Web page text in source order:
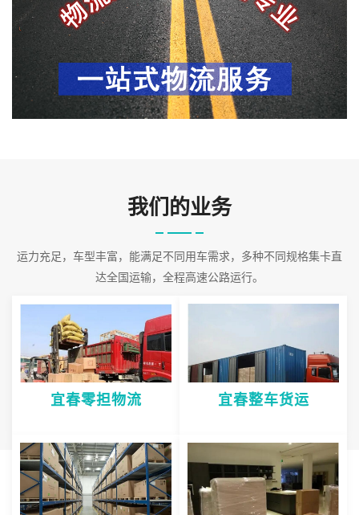
务。公司秉承优质服务的核心价值观，将一如既往地为更多的人和
企业提供到更优质的物流服务。我们一直致力于提供优质和高效的
物流服务，致力于推动物流行业更加完善和规范化方向发展！努力
为企业提供一体化、专业化的物流服务，旨在为企业提供个性化的
物流解决方案。由于不同类型的企业所涉及的经营活动各不相同，
组织结构也各自不同，针对这些企业的产品或服务的物流管理活动
我们的业务
运力充足，车型丰富，能满足不同用车需求，多种不同规格集卡直
达全国运输，全程高速公路运行。
宜春零担物流 宜春整车货运